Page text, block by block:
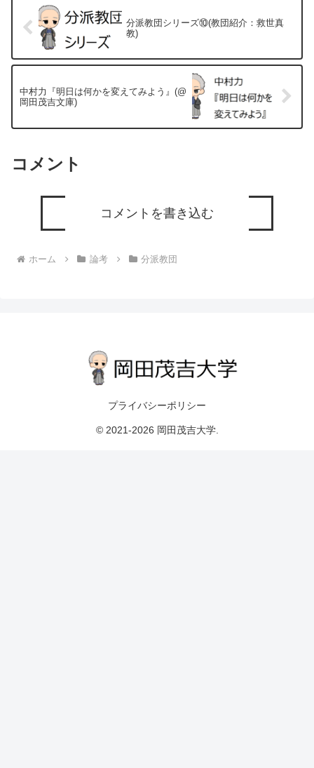
分派教団シリーズ⑩(教団紹介：救世真
教)
中村力『明日は何かを変えてみよう』(@
岡田茂吉文庫)
コメント
コメントを書き込む
ホーム 論考 分派教団
プライバシーポリシー
© 2021-2026 岡田茂吉大学.